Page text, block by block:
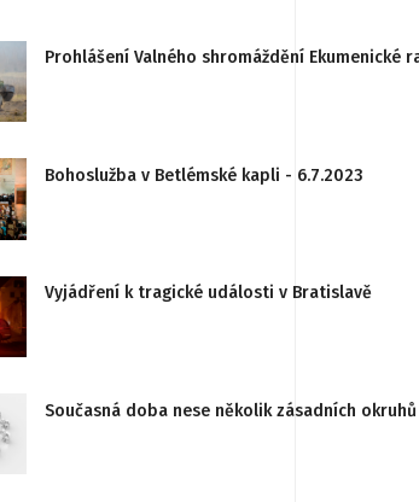
Prohlášení Valného shromáždění
Bohoslužba v Betlémské kapli - 6.7.2023
Vyjádření k tragické události v Bratislavě
Současná doba nese několik zásadních